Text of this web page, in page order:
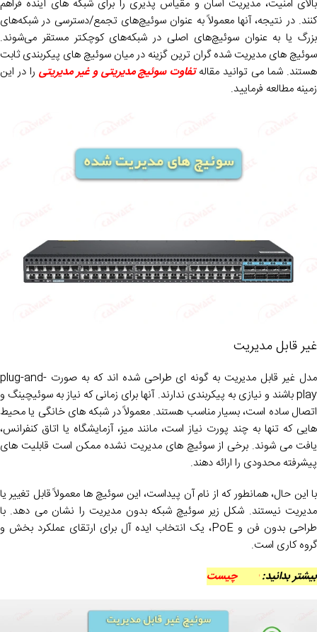
بالای امنیت، مدیریت آسان و مقیاس پذیری را برای شبکه های آینده فراهم
کنند. در نتیجه، آنها معمولاً به عنوان سوئیچ‌های تجمع/دسترسی در شبکه‌های
بزرگ یا به عنوان سوئیچ‌های اصلی در شبکه‌های کوچکتر مستقر می‌شوند.
سوئیچ های مدیریت شده گران ترین گزینه در میان سوئیچ های پیکربندی ثابت
هستند. شما می توانید مقالهتفاوت سوئیچ مدیریتی و غیر مدیریتی را در این
زمینه مطالعه فرمایید.
غیر قابل مدیریت
مدل غیر قابل مدیریت به گونه ای طراحی شده اند که به صورت plug-and-
play باشند و نیازی به پیکربندی ندارند. آنها برای زمانی که نیاز به سوئیچینگ و
اتصال ساده است، بسیار مناسب هستند. معمولاً در شبکه های خانگی یا محیط
هایی که تنها به چند پورت نیاز است، مانند میز، آزمایشگاه یا اتاق کنفرانس،
یافت می شوند. برخی از سوئیچ های مدیریت نشده ممکن است قابلیت های
پیشرفته محدودی را ارائه دهند.
با این حال، همانطور که از نام آن پیداست، این سوئیچ ها معمولاً قابل تغییر یا
مدیریت نیستند. شکل زیر سوئیچ شبکه بدون مدیریت را نشان می دهد. با
طراحی بدون فن و PoE، یک انتخاب ایده آل برای ارتقای عملکرد بخش و
گروه کاری است.
بیشتر بدانید: